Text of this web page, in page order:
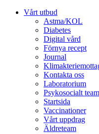
Vårt utbud
Astma/KOL
Diabetes
Digital vård
Förnya recept
Journal
Kontakta oss
Laboratorium
Psykosocialt team
Startsida
Vaccinationer
Vårt uppdrag
Äldreteam